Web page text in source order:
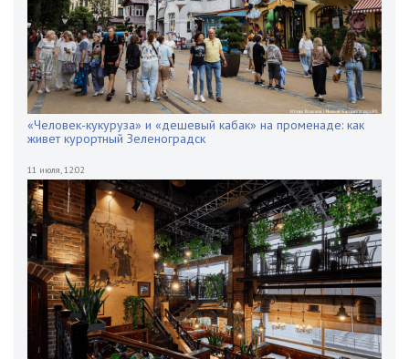
«Человек-кукуруза» и «дешевый кабак» на променаде: как
живет курортный Зеленоградск
11 июля,12:02